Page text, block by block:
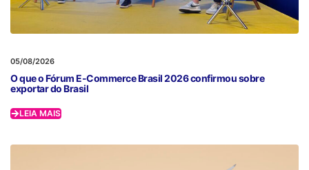
05/08/2026
O que o Fórum E-Commerce Brasil 2026 confirmou sobre
exportar do Brasil
LEIA MAIS